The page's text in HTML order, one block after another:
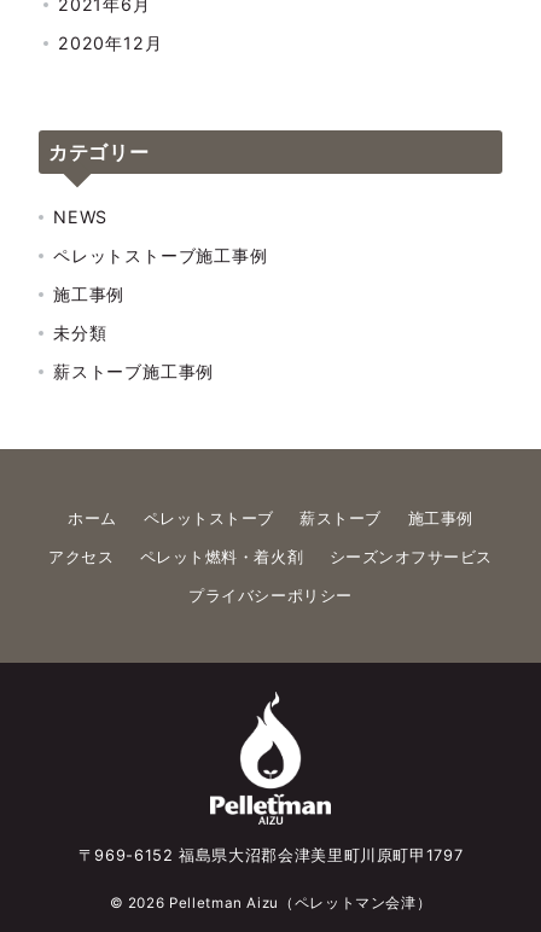
2021年6月
2020年12月
カテゴリー
NEWS
ペレットストーブ施工事例
施工事例
未分類
薪ストーブ施工事例
ホーム ペレットストーブ 薪ストーブ 施工事例
アクセス ペレット燃料・着火剤 シーズンオフサービス
プライバシーポリシー
〒969-6152 福島県大沼郡会津美里町川原町甲1797
© 2026 Pelletman Aizu（ペレットマン会津）